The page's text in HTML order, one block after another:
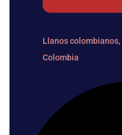
Llanos colombianos,
Colombia